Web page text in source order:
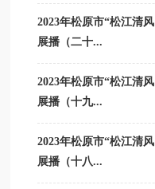
2023年松原市“松江清
展播（二十...
2023年松原市“松江清
展播（十九...
2023年松原市“松江清
展播（十八...